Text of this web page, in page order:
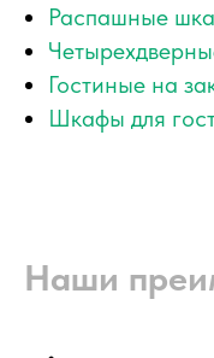
Распашные
Гостиные на
Шкафы для
Наши